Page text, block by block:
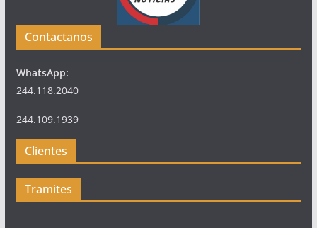
Contactanos
WhatsApp:
244.118.2040
244.109.1939
Clientes
Tramites